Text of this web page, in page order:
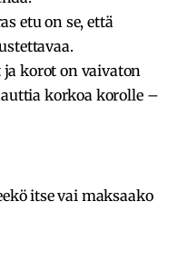
etu on se, että
korot on vaivaton
korkoa korolle –
itse vai maksaako